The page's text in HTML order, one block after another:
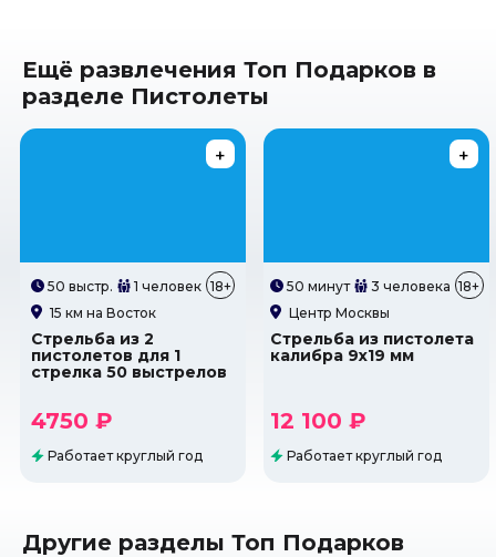
Ещё развлечения Топ Подарков в
разделе Пистолеты
50 выстр. 1 человек 18+
15 км на Восток
Стрельба из 2
пистолетов для 1
стрелка 50 выстрелов
4750 ₽
Работает круглый год
50 минут 3 человека 18+
Центр Москвы
Стрельба из пистолета
калибра 9х19 мм
12 100 ₽
Работает круглый год
Другие разделы Топ Подарков